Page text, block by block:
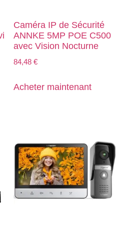
Caméra IP de Sécurité
ANNKE 5MP POE C500
avec Vision Nocturne
84,48 €
Acheter maintenant